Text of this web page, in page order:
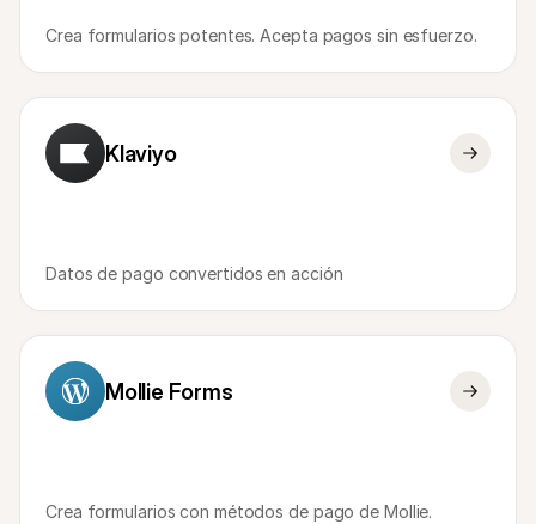
Crea formularios potentes. Acepta pagos sin esfuerzo.
Klaviyo
Datos de pago convertidos en acción
Mollie Forms
Crea formularios con métodos de pago de Mollie.